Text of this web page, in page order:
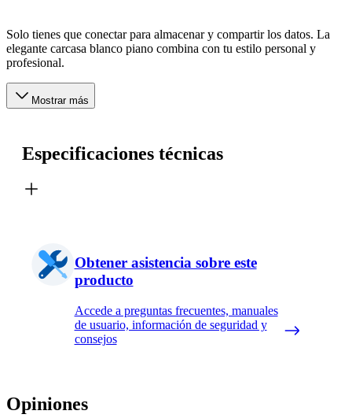
Solo tienes que conectar para almacenar y compartir los datos. La
elegante carcasa blanco piano combina con tu estilo personal y
profesional.
Mostrar más
Especificaciones técnicas
Obtener asistencia sobre este
producto
Accede a preguntas frecuentes, manuales
de usuario, información de seguridad y
consejos
Opiniones